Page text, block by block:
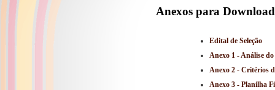
Anexos para Download
Edital de Seleção
Anexo 1 - Análise
Anexo 2 - Critérios
Anexo 3 - Planilha